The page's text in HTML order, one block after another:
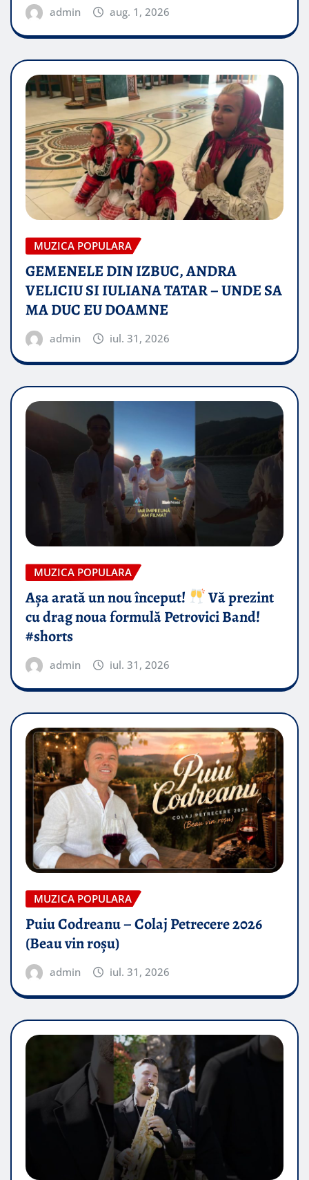
admin aug. 1, 2026
MUZICA POPULARA
GEMENELE DIN IZBUC, ANDRA
VELICIU SI IULIANA TATAR – UNDE SA
MA DUC EU DOAMNE
admin iul. 31, 2026
MUZICA POPULARA
Așa arată un nou început!
Vă prezint
cu drag noua formulă Petrovici Band!
#shorts
admin iul. 31, 2026
MUZICA POPULARA
Puiu Codreanu – Colaj Petrecere 2026
(Beau vin roșu)
admin iul. 31, 2026